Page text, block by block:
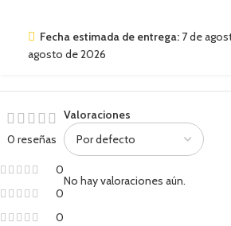
Fecha estimada de entrega: 7 de
agosto de 2026
0 reseñas
0
0
0
Valoraciones
No hay valoraciones aún.